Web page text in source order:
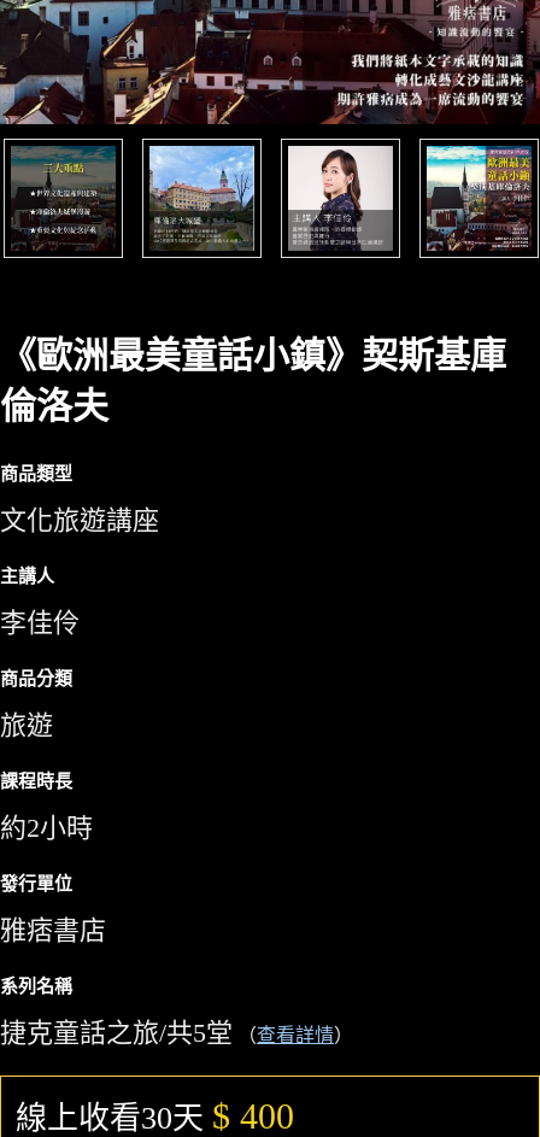
《歐洲最美童話小鎮》契斯基庫
倫洛夫
商品類型
文化旅遊講座
主講人
李佳伶
商品分類
旅遊
課程時長
約2小時
發行單位
雅痞書店
系列名稱
捷克童話之旅/共5堂 （查看詳情）
線上收看30天 $ 400